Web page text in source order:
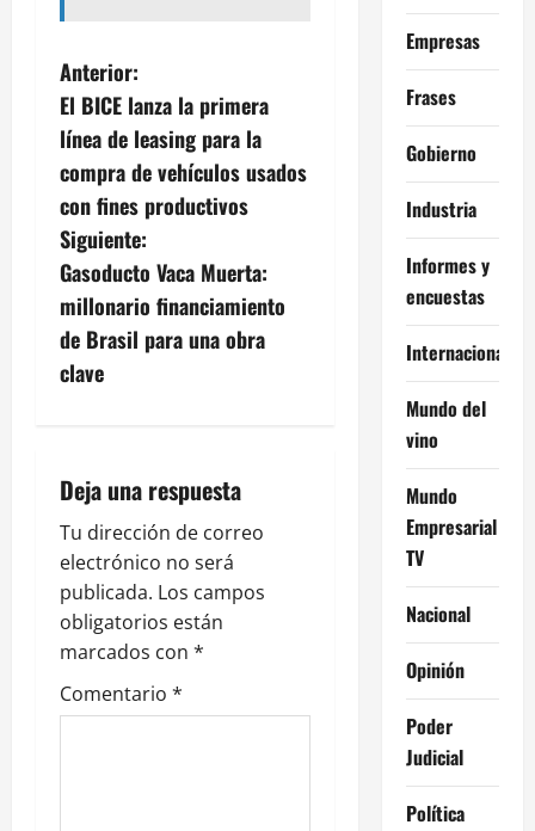
N
a
v
e
g
a
c
ó
n
d
e
e
n
Anterior:
El BICE lanza la primera
línea de leasing para la
compra de vehículos usados
con fines productivos
Siguiente:
Gasoducto Vaca Muerta:
millonario financiamiento
de Brasil para una obra
clave
Deja una respuesta
Tu dirección de correo
electrónico no será
publicada. Los campos
obligatorios están
marcados con *
Comentario *
Empresas
Frases
Gobierno
Industria
Informes y
encuestas
Internacional
Mundo del
vino
Mundo
Empresarial
TV
Nacional
Opinión
Poder
Judicial
Política